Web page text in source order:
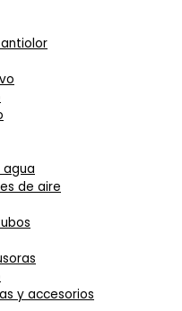
agua
de aire
y accesorios